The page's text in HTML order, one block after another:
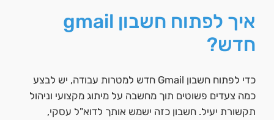
איך לפתוח חשבון gmail
חדש?
כדי לפתוח חשבון Gmail חדש למטרות עבודה, יש לבצע
כמה צעדים פשוטים תוך מחשבה על מיתוג מקצועי וניהול
תקשורת יעיל. חשבון כזה ישמש אותך לדוא"ל עסקי,